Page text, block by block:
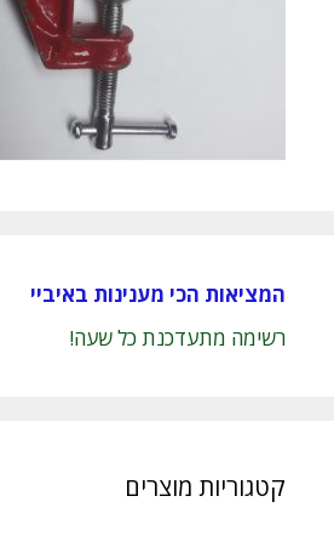
המציאות הכי מענינות באיביי
רשימה מתעדכנת כל שעה!
קטגוריות מוצרים